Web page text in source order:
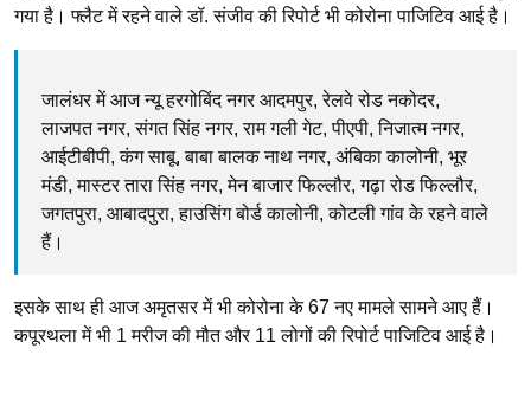
गया है। फ्लैट में रहने वाले डॉ. संजीव की रिपोर्ट भी कोरोना पाजिटिव आई है।
जालंधर में आज न्यू हरगोबिंद नगर आदमपुर, रेलवे रोड नकोदर,
लाजपत नगर, संगत सिंह नगर, राम गली गेट, पीएपी, निजात्म नगर,
आईटीबीपी, कंग साबू, बाबा बालक नाथ नगर, अंबिका कालोनी, भूर
मंडी, मास्टर तारा सिंह नगर, मेन बाजार फिल्लौर, गढ़ा रोड फिल्लौर,
जगतपुरा, आबादपुरा, हाउसिंग बोर्ड कालोनी, कोटली गांव के रहने वाले
हैं।
इसके साथ ही आज अमृतसर में भी कोरोना के 67 नए मामले सामने आए हैं।
कपूरथला में भी 1 मरीज की मौत और 11 लोगों की रिपोर्ट पाजिटिव आई है।